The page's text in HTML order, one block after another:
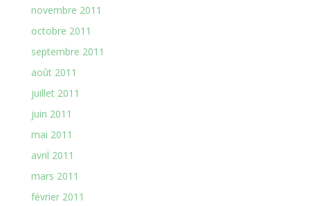
novembre 2011
octobre 2011
septembre 2011
août 2011
juillet 2011
juin 2011
mai 2011
avril 2011
mars 2011
février 2011